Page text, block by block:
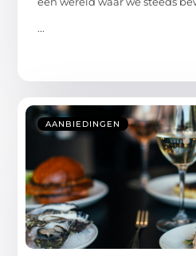
...
AANBIEDINGEN